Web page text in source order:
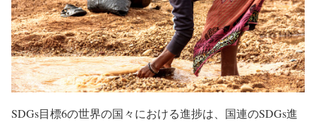
SDGs目標6の世界の国々における進捗は、国連のSDGs進